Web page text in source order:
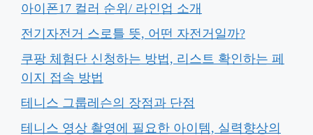
아이폰17 컬러 순위/ 라인업 소개
전기자전거 스로틀 뜻, 어떤 자전거일까?
쿠팡 체험단 신청하는 방법, 리스트 확인하는 페
이지 접속 방법
테니스 그룹레슨의 장점과 단점
테니스 영상 촬영에 필요한 아이템, 실력향상의